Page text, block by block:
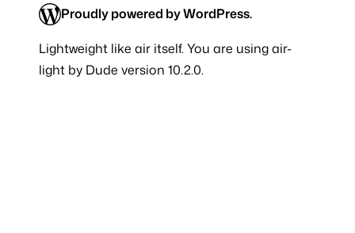
Proudly powered by WordPress.
Lightweight likeair itself. You are using air-
light by Dude version 10.2.0.